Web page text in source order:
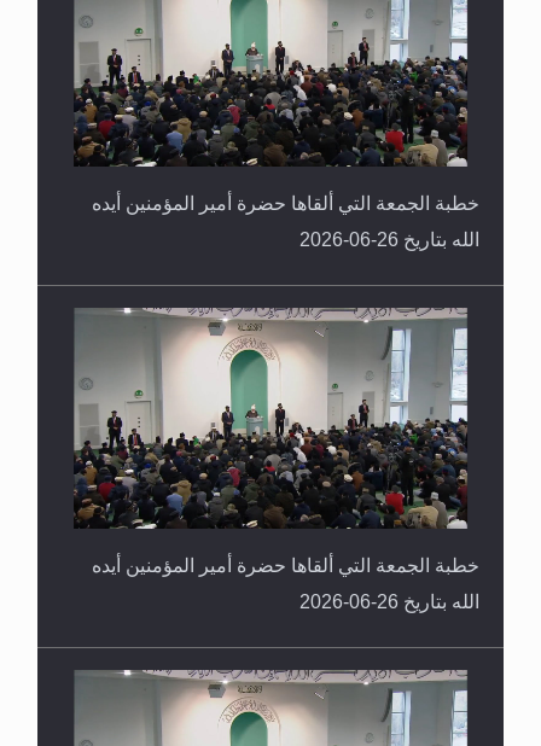
خطبة الجمعة التي ألقاها حضرة أمير المؤمنين أيده
الله بتاريخ 26-06-2026
خطبة الجمعة التي ألقاها حضرة أمير المؤمنين أيده
الله بتاريخ 26-06-2026